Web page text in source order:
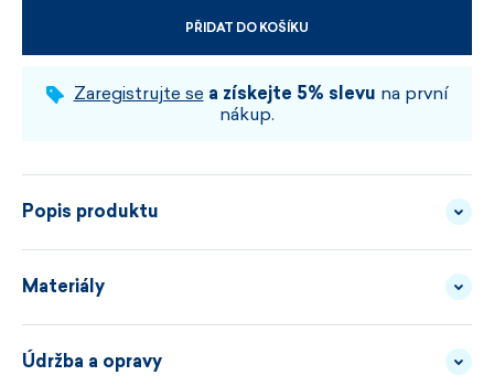
PŘIDAT DO KOŠÍKU
VYBERTE VELIKOST A BARVU
Zaregistrujte se a získejte 5% slevu na první
nákup.
Popis produktu
Materiály
FLEECE -
TECNOSTRETCH
Údržba a opravy